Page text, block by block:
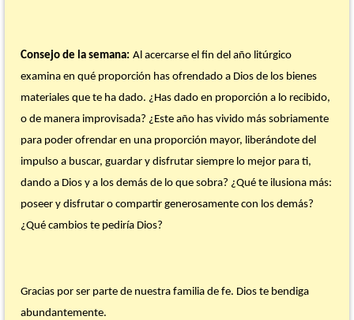
Consejo de la semana: Al acercarse el fin del año litúrgico
examina en qué proporción has ofrendado a Dios de los bienes
materiales que te ha dado. ¿Has dado en proporción a lo recibido,
o de manera improvisada? ¿Este año has vivido más sobriamente
para poder ofrendar en una proporción mayor, liberándote del
impulso a buscar, guardar y disfrutar siempre lo mejor para ti,
dando a Dios y a los demás de lo que sobra? ¿Qué te ilusiona más:
poseer y disfrutar o compartir generosamente con los demás?
¿Qué cambios te pediría Dios?
Gracias por ser parte de nuestra familia de fe. Dios te bendiga
abundantemente.